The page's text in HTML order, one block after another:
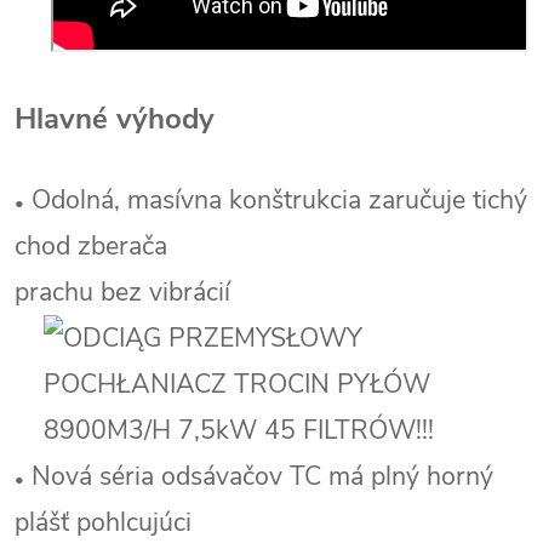
Hlavné výhody
• Odolná, masívna konštrukcia zaručuje tichý
chod zberača
prachu bez vibrácií
• Nová séria odsávačov TC má plný horný
plášť pohlcujúci